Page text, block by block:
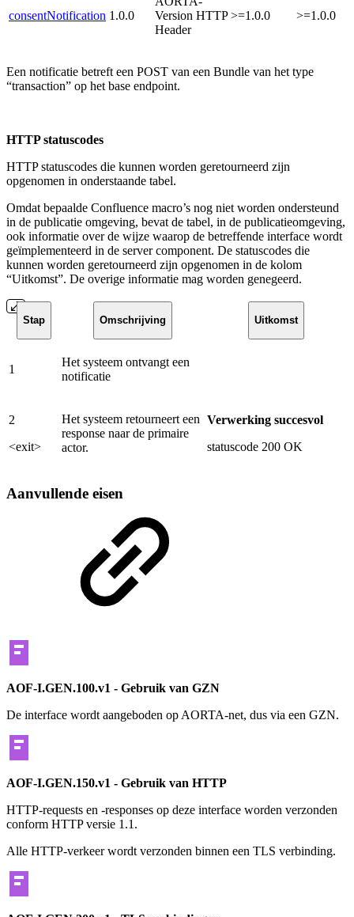
consentNotification 1.0.0
Version HTTP
Header
>=1.0.0 >=1.0.0
Een notificatie betreft een POST van een Bundle van het type
“transaction” op het base endpoint.
HTTP statuscodes
HTTP statuscodes die kunnen worden geretourneerd zijn
opgenomen in onderstaande tabel.
Omdat bepaalde Confluence macro’s nog niet worden ondersteund
in de publicatie omgeving, bevat de tabel, in de publicatieomgeving,
ook informatie over de wijze waarop de betreffende interface wordt
geïmplementeerd in de server component. De statuscodes die
kunnen worden geretourneerd zijn opgenomen in de kolom
“Uitkomst”. De overige informatie mag worden genegeerd.
Stap Omschrijving Uitkomst
1
Het systeem ontvangt een
notificatie
2
<exit>
Het systeem retourneert een
response naar de primaire
actor.
Verwerking succesvol
statuscode 200 OK
Aanvullende eisen
AOF-I.GEN.100.v1 - Gebruik van GZN
De interface wordt aangeboden op AORTA-net, dus via een GZN.
AOF-I.GEN.150.v1 - Gebruik van HTTP
HTTP-requests en -responses op deze interface worden verzonden
conform HTTP versie 1.1.
Alle HTTP-verkeer wordt verzonden binnen een TLS verbinding.